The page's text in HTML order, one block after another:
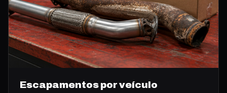
Escapamentos por veículo